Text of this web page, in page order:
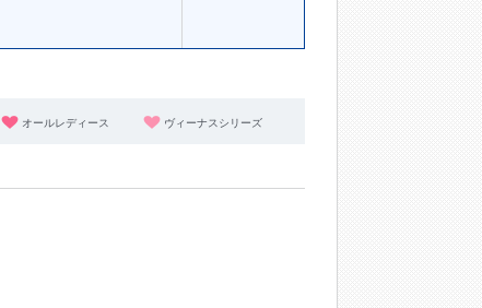
オールレディース ヴィーナスシリーズ